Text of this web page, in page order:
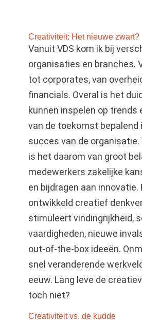
Creativiteit: Het nieuwe zwart?
Vanuit VDS kom ik bij
organisaties en branches.
tot corporates, van
financials. Overal is het
kunnen inspelen op trends
van de toekomst bepalend
succes van de organisatie.
is het daarom van groot
medewerkers zakelijke
en bijdragen aan innovatie.
ontwikkeld creatief
stimuleert vindingrijkheid,
vaardigheden, nieuwe
out-of-the-box ideeën.
snel veranderende
eeuw. Lang leve de
toch niet?
Creativiteit vs. de kudde